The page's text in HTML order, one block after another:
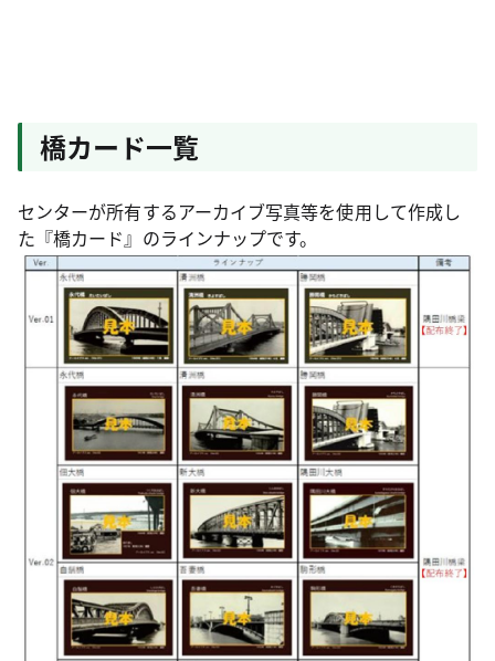
橋カード一覧
センターが所有するアーカイブ写真等を使用して作成し
た『橋カード』のラインナップです。